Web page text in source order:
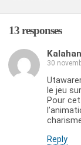
13 responses
Kalahan
30
le jeu
Pour
Reply